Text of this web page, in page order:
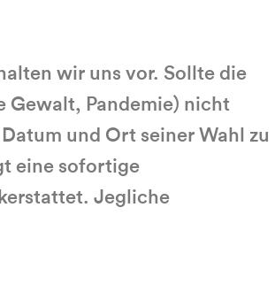
wir uns vor. Sollte die
Gewalt, Pandemie) nicht
und Ort seiner Wahl zu
eine sofortige
Jegliche